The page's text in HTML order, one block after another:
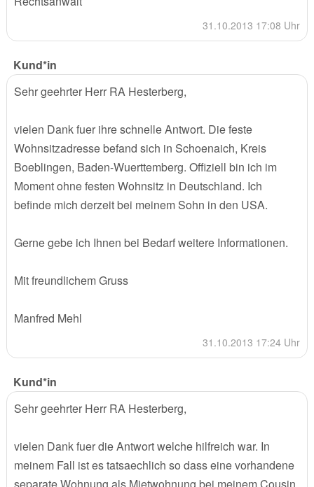
31.10.2013 17:08 Uhr
Kund*in
Sehr geehrter Herr RA Hesterberg,
vielen Dank fuer ihre schnelle Antwort. Die feste
Wohnsitzadresse befand sich in Schoenaich, Kreis
Boeblingen, Baden-Wuerttemberg. Offiziell bin ich im
Moment ohne festen Wohnsitz in Deutschland. Ich
befinde mich derzeit bei meinem Sohn in den USA.
Gerne gebe ich Ihnen bei Bedarf weitere Informationen.
Mit freundlichem Gruss
Manfred Mehl
31.10.2013 17:24 Uhr
Kund*in
Sehr geehrter Herr RA Hesterberg,
vielen Dank fuer die Antwort welche hilfreich war. In
meinem Fall ist es tatsaechlich so dass eine vorhandene